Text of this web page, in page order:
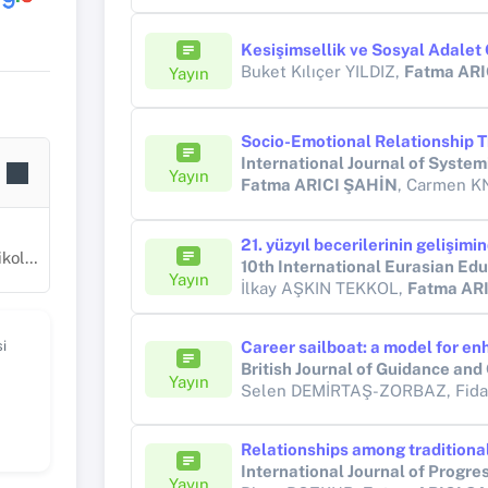
Yayın
Buket Kılıçer YILDIZ, Fatma
Yayın
International Journal of
Fatma ARICI ŞAHİN , Carmen
Yayın
İlkay AŞKIN TEKKOL, Fatma
Yayın
British Journal of Guidance
International Journal of